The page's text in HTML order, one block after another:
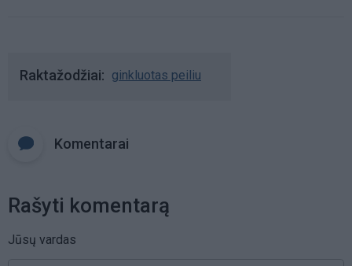
Raktažodžiai ginkluotas peiliu
Komentarai
Rašyti komentarą
Jūsų vardas